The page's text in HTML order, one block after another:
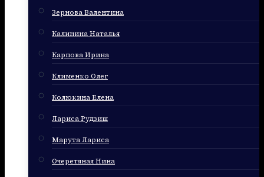
Зернова Валентина
Калинина Наталья
Карпова Ирина
Клименко Олег
Колюкина Елена
Лариса Рудзиш
Марута Лариса
Очеретяная Нина